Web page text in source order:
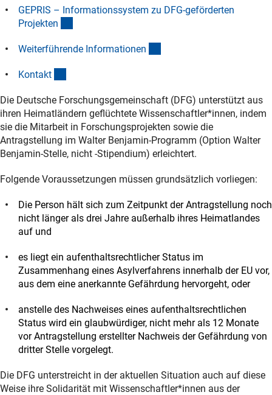
GEPRIS – Informationssystem zu DFG-geförderten
Projekten
Weiterführende Informationen
Kontakt
Die Deutsche Forschungsgemeinschaft (DFG) unterstützt aus
ihren Heimatländern geflüchtete Wissenschaftler*innen, indem
sie die Mitarbeit in Forschungsprojekten sowie die
Antragstellung im Walter Benjamin-Programm (Option Walter
Benjamin-Stelle, nicht -Stipendium) erleichtert.
Folgende Voraussetzungen müssen grundsätzlich vorliegen:
Die Person hält sich zum Zeitpunkt der Antragstellung noch
nicht länger als drei Jahre außerhalb ihres Heimatlandes
auf und
es liegt ein aufenthaltsrechtlicher Status im
Zusammenhang eines Asylverfahrens innerhalb der EU vor,
aus dem eine anerkannte Gefährdung hervorgeht, oder
anstelle des Nachweises eines aufenthaltsrechtlichen
Status wird ein glaubwürdiger, nicht mehr als 12 Monate
vor Antragstellung erstellter Nachweis der Gefährdung von
dritter Stelle vorgelegt.
Die DFG unterstreicht in der aktuellen Situation auch auf diese
Weise ihre Solidarität mit Wissenschaftler*innen aus der